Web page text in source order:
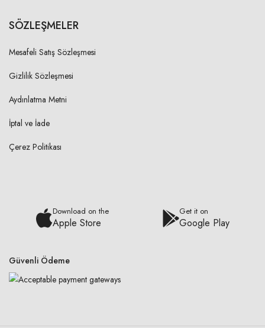
SÖZLEŞMELER
Mesafeli Satış Sözleşmesi
Gizlilik Sözleşmesi
Aydınlatma Metni
İptal ve İade
Çerez Politikası
Download on the
Apple Store
Get it on
Google Play
Güvenli Ödeme